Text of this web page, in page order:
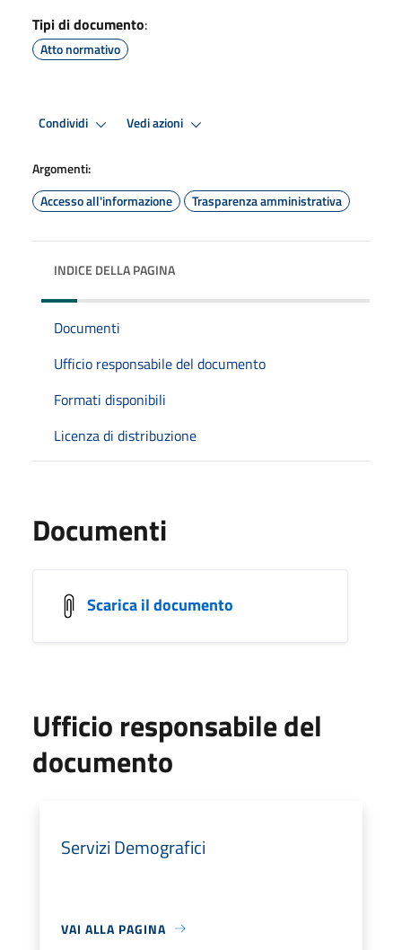
Tipi di documento:
Atto normativo
Condividi Vedi azioni
Argomenti:
Accesso all'informazione
Trasparenza amministrativa
INDICE DELLA PAGINA
Documenti
Ufficio responsabile del documento
Formati disponibili
Licenza di distribuzione
Documenti
Scarica il documento
Ufficio responsabile del
documento
Servizi Demografici
VAI ALLA PAGINA